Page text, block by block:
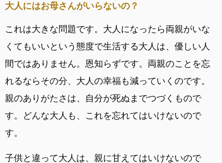
大人にはお母さんがいらないの？
これは大きな問題です。大人になったら両親がいな
くてもいいという態度で生活する大人は、優しい人
間ではありません。恩知らずです。両親のことを忘
れるならその分、大人の幸福も減っていくのです。
親のありがたさは、自分が死ぬまでつづくもので
す。どんな大人も、これを忘れてはいけないので
す。
子供と違って大人は、親に甘えてはいけないので